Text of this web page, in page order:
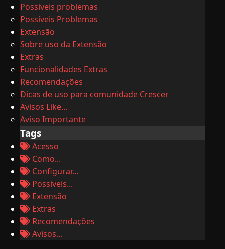
Possiveis problemas
Possíveis Problemas
Extensão
Sobre uso da Extensão
Extras
Funcionalidades Extras
Recomendações
Dicas de uso para comunidade Crescer
Avisos Like...
Aviso Importante
Tags
Acesso
Como...
Configurar...
Possiveis...
Extensão
Extras
Recomendações
Avisos...